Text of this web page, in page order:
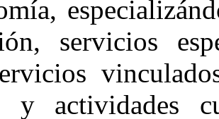
servicios
y actividades